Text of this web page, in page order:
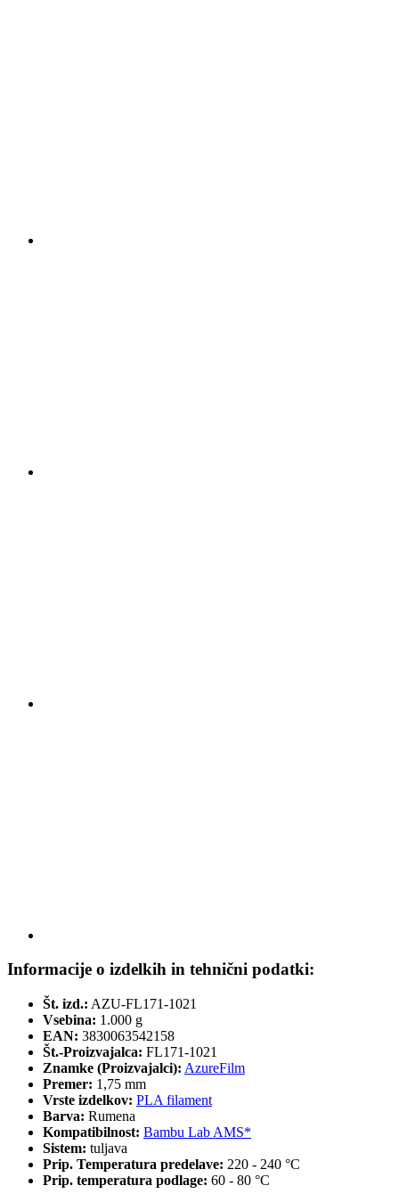
Informacije o izdelkih in tehnični podatki:
Št. izd.: AZU-FL171-1021
Vsebina: 1.000 g
EAN: 3830063542158
Št.-Proizvajalca: FL171-1021
Znamke (Proizvajalci): AzureFilm
Premer: 1,75 mm
Vrste izdelkov: PLA filament
Barva: Rumena
Kompatibilnost: Bambu Lab AMS*
Sistem: tuljava
Prip. Temperatura predelave: 220 - 240 °C
Prip. temperatura podlage: 60 - 80 °C